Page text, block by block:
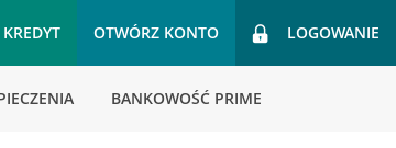
OTWÓRZ KONTO LOGOWANIE
BANKOWOŚĆ PRIME